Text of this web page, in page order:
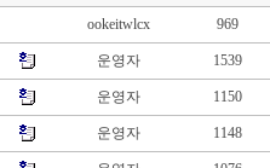
ookeitwlcx 969
운영자 1539
운영자 1150
운영자 1148